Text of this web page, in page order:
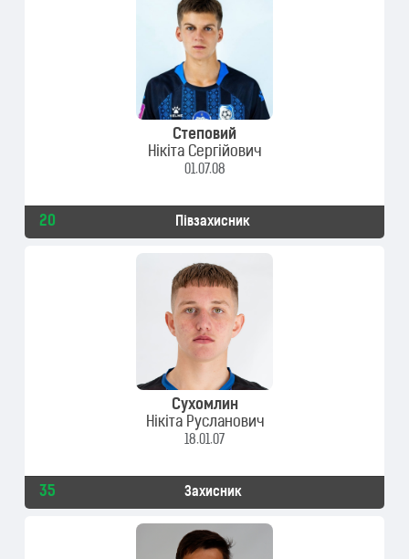
Степовий
Нікіта Сергійович
01.07.08
20 Півзахисник
Сухомлин
Нікіта Русланович
18.01.07
35 Захисник